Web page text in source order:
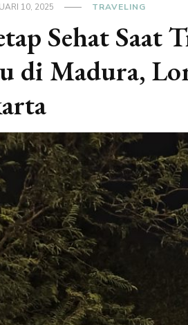
10, 2025 TRAVELING
Sehat Saat
di Madura,